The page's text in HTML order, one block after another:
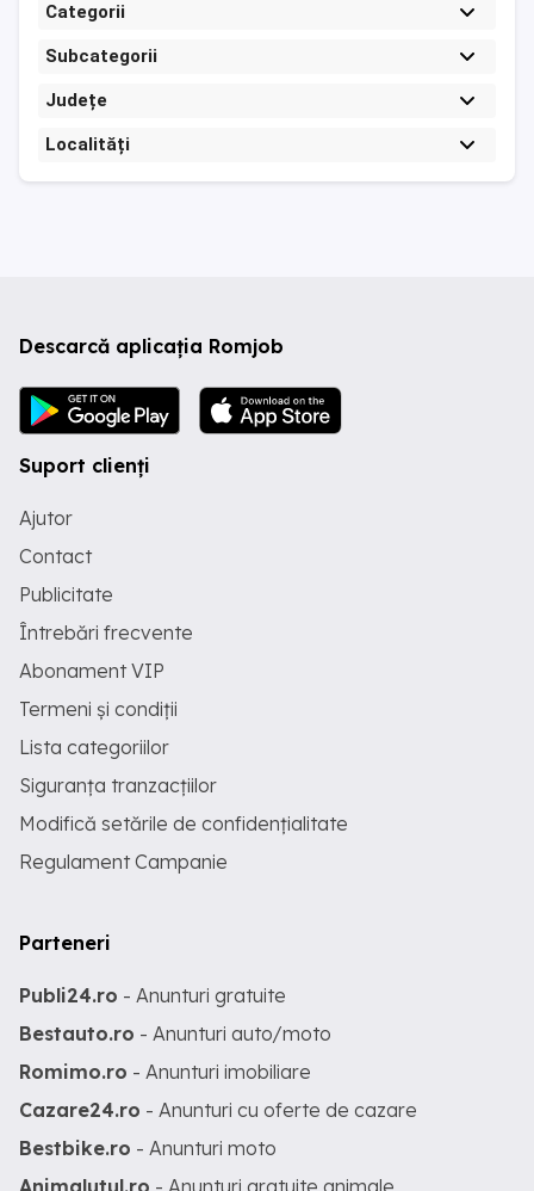
Categorii
Subcategorii
Județe
Localități
Descarcă aplicația Romjob
Suport clienți
Ajutor
Contact
Publicitate
Întrebări frecvente
Abonament VIP
Termeni și condiții
Lista categoriilor
Siguranța tranzacțiilor
Modifică setările de confidențialitate
Regulament Campanie
Parteneri
Publi24.ro - Anunturi gratuite
Bestauto.ro - Anunturi auto/moto
Romimo.ro - Anunturi imobiliare
Cazare24.ro - Anunturi cu oferte de cazare
Bestbike.ro - Anunturi moto